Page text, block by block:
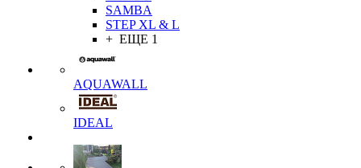
SAMBA
STEP XL & L
+ ЕЩЕ 1
AQUAWALL
IDEAL